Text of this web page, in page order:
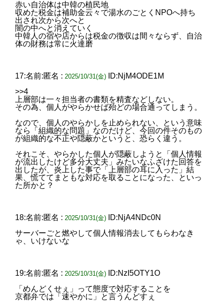
赤い自治体は中韓の植民地
収めた税金は補助金云々で湯水のごとくNPOへ持ち
出され次から次へと
闇の中へと消えていく
中韓人の宿や店からは税金の徴収は間々ならず、自治
体の財務は常に火達磨
17:名前:匿名 : 2025/10/31(金)
ID:NjM4ODE1M
>>4
上層部は一々担当者の書類を精査などしない。
その為、個人がやらかせば殆どの場合通ってしまう。
なので、個人のやらかしを止められない、という意味
なら「組織的な問題」なのだけど、今回の件そのもの
が組織的な不正や隠蔽かというと、恐らく違う。
それこそ、やらかした個人が隠蔽しようと「個人情報
が流出したけど多分大丈夫」みたいなふざけた回答を
出したが、炎上した事で「上層部の耳に入った」結
果、慌ててまともな対応を取ることになった、といっ
た所かと？
18:名前:匿名 : 2025/10/31(金)
ID:NjA4NDc0N
サーバーごと燃やして個人情報消去してもらわなき
ゃ、いけないな
19:名前:匿名 : 2025/10/31(金)
ID:NzI5OTY1O
「めんどくせぇ」って態度で対応することを
京都弁では「速やかに」と言うんどすぇ